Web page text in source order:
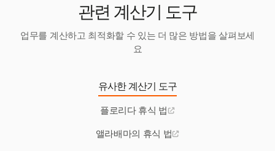
관련 계산기 도구
업무를 계산하고 최적화할 수 있는 더 많은 방법을 살펴보세
요
유사한 계산기 도구
플로리다 휴식 법
앨라배마의 휴식 법